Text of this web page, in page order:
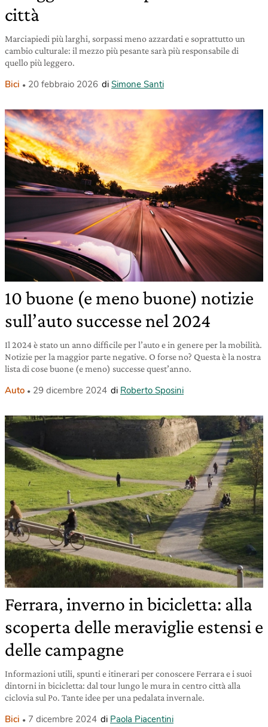
città
Marciapiedi più larghi, sorpassi meno azzardati e soprattutto un
cambio culturale: il mezzo più pesante sarà più responsabile di
quello più leggero.
Bici 20 febbraio 2026 di Simone Santi
10 buone (e meno buone) notizie
sull’auto successe nel 2024
Il 2024 è stato un anno difficile per l’auto e in genere per la mobilità.
Notizie per la maggior parte negative. O forse no? Questa è la nostra
lista di cose buone (e meno) successe quest’anno.
Auto 29 dicembre 2024 di Roberto Sposini
Ferrara, inverno in bicicletta: alla
scoperta delle meraviglie estensi e
delle campagne
Informazioni utili, spunti e itinerari per conoscere Ferrara e i suoi
dintorni in bicicletta: dal tour lungo le mura in centro città alla
ciclovia sul Po. Tante idee per una pedalata invernale.
Bici 7 dicembre 2024 di Paola Piacentini